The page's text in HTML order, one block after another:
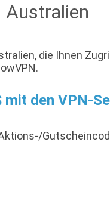
Australien
die Ihnen
den VPN-